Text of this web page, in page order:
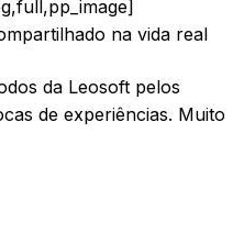
na vida real
da Leosoft pelos
de experiências. Muito